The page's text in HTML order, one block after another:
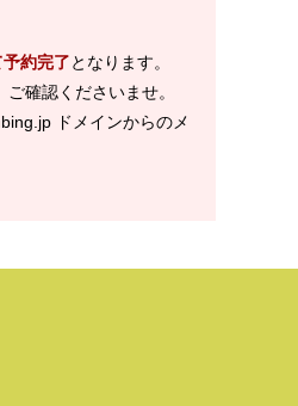
約完了となります。
確認くださいませ。
ドメインからのメ